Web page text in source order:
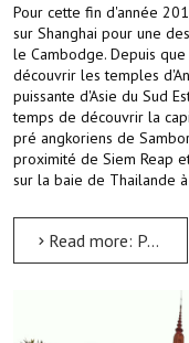
Pour cette fin d'année
sur Shanghai pour une
le Cambodge. Depuis
découvrir les temples
puissante d'Asie du Sud
temps de découvrir la
pré angkoriens de
proximité de Siem Reap
sur la baie de Thailande
Read more: Présentation de notre voyage au Cambodge